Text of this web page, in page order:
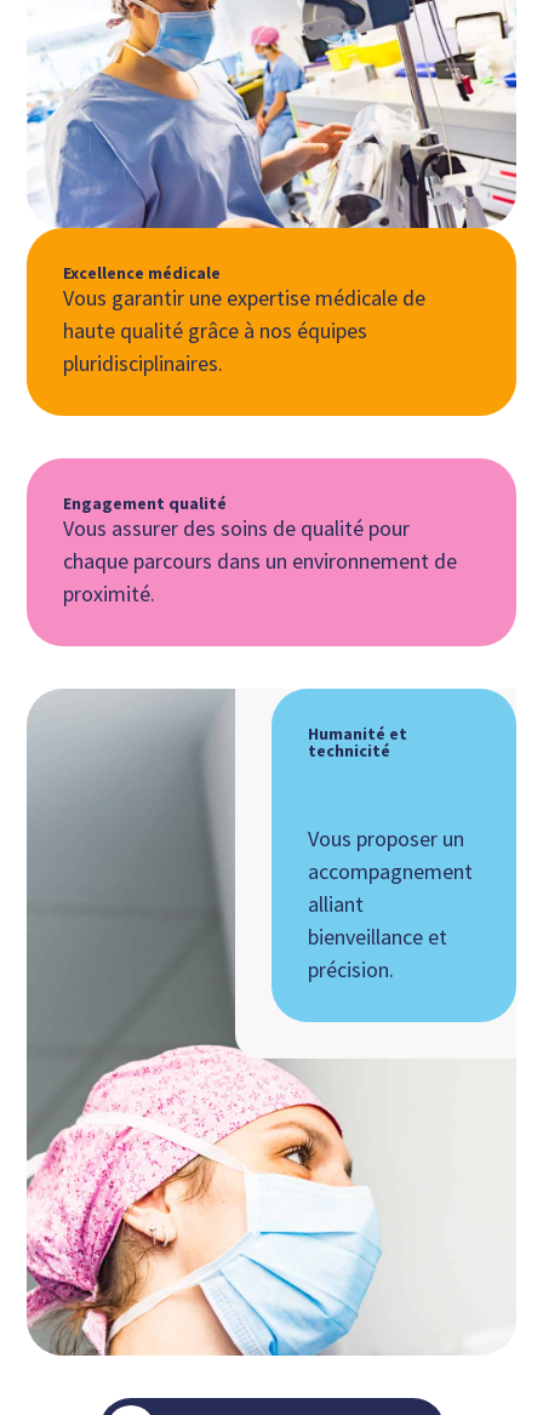
Excellence médicale
Vous garantir une expertise médicale de
haute qualité grâce à nos équipes
pluridisciplinaires.
Engagement qualité
Vous assurer des soins de qualité pour
chaque parcours dans un environnement de
proximité.
Humanité et
technicité
Vous proposer un
accompagnement
alliant
bienveillance et
précision.